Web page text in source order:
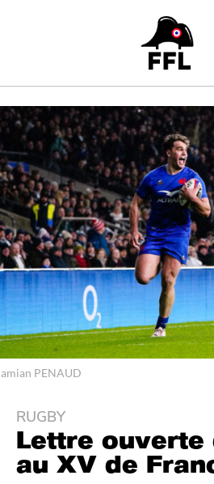
PENAUD
3
a
s
RUGBY
Lettre ouverte
au XV de